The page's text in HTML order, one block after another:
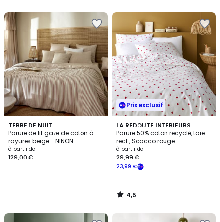
TERRE DE NUIT
Parure de lit gaze de coton à
rayures beige - NINON
à partir de
129,00 €
Prix exclusif
LA REDOUTE INTERIEURS
Parure 50% coton recyclé, taie
rect., Scacco rouge
à partir de
23,99 €
29,99 €
4,5
/ 5
4,5
/